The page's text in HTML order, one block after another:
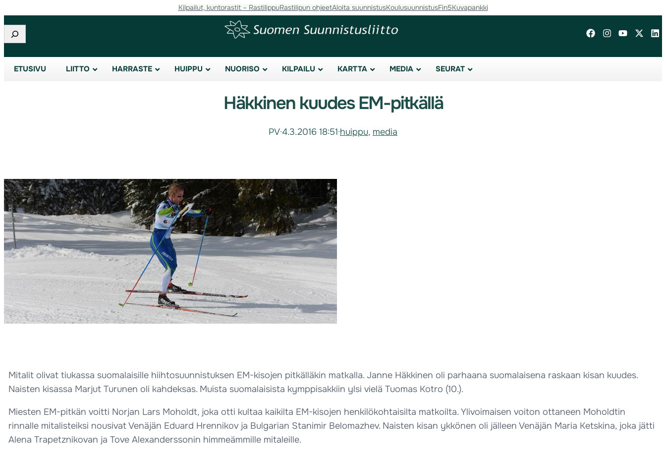
Kilpailut, kuntorastit – RastilippuRastilipun ohjeetAloita suunnistusKoulusuunnistusFin5Kuvapankki
Etsi
ETUSIVU LIITTO HARRASTE HUIPPU NUORISO KILPAILU KARTTA MEDIA SEURAT
Häkkinen kuudes EM-pitkällä
PV·4.3.2016 18:51·huippu, media
Mitalit olivat tiukassa suomalaisille hiihtosuunnistuksen EM-kisojen pitkälläkin matkalla. Janne Häkkinen oli parhaana suomalaisena raskaan kisan kuudes.
Naisten kisassa Marjut Turunen oli kahdeksas. Muista suomalaisista kymppisakkiin ylsi vielä Tuomas Kotro (10.).
Miesten EM-pitkän voitti Norjan Lars Moholdt, joka otti kultaa kaikilta EM-kisojen henkilökohtaisilta matkoilta. Ylivoimaisen voiton ottaneen Moholdtin
rinnalle mitalisteiksi nousivat Venäjän Eduard Hrennikov ja Bulgarian Stanimir Belomazhev. Naisten kisan ykkönen oli jälleen Venäjän Maria Ketskina, joka jätti
Alena Trapetznikovan ja Tove Alexanderssonin himmeämmille mitaleille.